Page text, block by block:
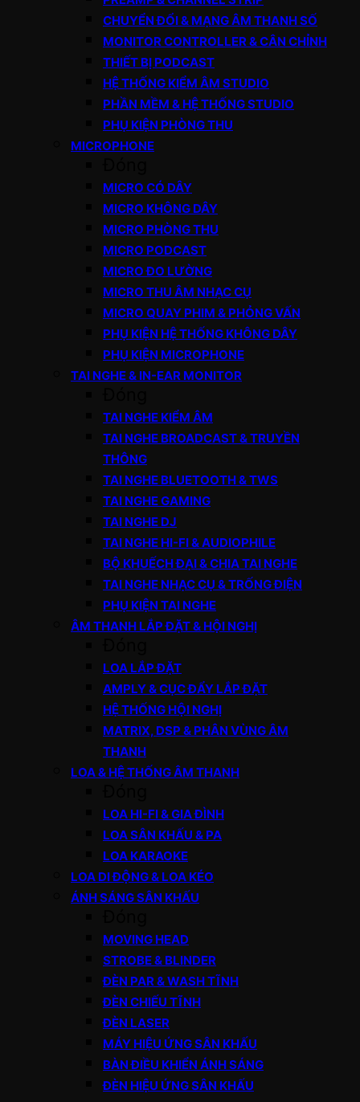
CHUYỂN ĐỔI & MẠNG ÂM THANH SỐ
MONITOR CONTROLLER & CÂN CHỈNH
THIẾT BỊ PODCAST
HỆ THỐNG KIỂM ÂM STUDIO
PHẦN MỀM & HỆ THỐNG STUDIO
PHỤ KIỆN PHÒNG THU
MICROPHONE
MICRO CÓ DÂY
MICRO KHÔNG DÂY
MICRO PHÒNG THU
MICRO PODCAST
MICRO ĐO LƯỜNG
MICRO THU ÂM NHẠC CỤ
MICRO QUAY PHIM & PHỎNG VẤN
PHỤ KIỆN HỆ THỐNG KHÔNG DÂY
PHỤ KIỆN MICROPHONE
TAI NGHE & IN-EAR MONITOR
TAI NGHE KIỂM ÂM
TAI NGHE BROADCAST & TRUYỀN
THÔNG
TAI NGHE BLUETOOTH & TWS
TAI NGHE GAMING
TAI NGHE DJ
TAI NGHE HI-FI & AUDIOPHILE
BỘ KHUẾCH ĐẠI & CHIA TAI NGHE
TAI NGHE NHẠC CỤ & TRỐNG ĐIỆN
PHỤ KIỆN TAI NGHE
ÂM THANH LẮP ĐẶT & HỘI NGHỊ
LOA LẮP ĐẶT
AMPLY & CỤC ĐẨY LẮP ĐẶT
HỆ THỐNG HỘI NGHỊ
MATRIX, DSP & PHÂN VÙNG ÂM
THANH
LOA & HỆ THỐNG ÂM THANH
LOA HI-FI & GIA ĐÌNH
LOA SÂN KHẤU & PA
LOA KARAOKE
LOA DI ĐỘNG & LOA KÉO
ÁNH SÁNG SÂN KHẤU
MOVING HEAD
STROBE & BLINDER
ĐÈN PAR & WASH TĨNH
ĐÈN CHIẾU TĨNH
ĐÈN LASER
MÁY HIỆU ỨNG SÂN KHẤU
BÀN ĐIỀU KHIỂN ÁNH SÁNG
ĐÈN HIỆU ỨNG SÂN KHẤU